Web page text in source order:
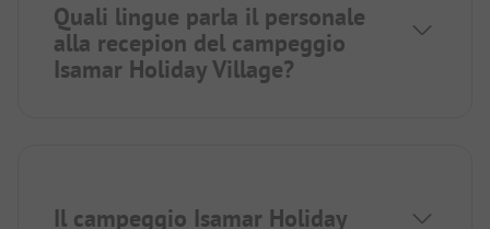
Quali lingue parla il personale
alla recepion del campeggio
Isamar Holiday Village?
Il campeggio Isamar Holiday